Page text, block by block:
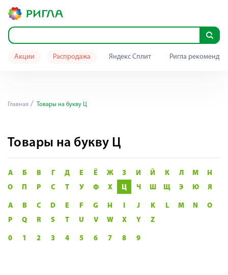
Акции Распродажа Яндекс Сплит Ригла
Главная Товары на букву Ц
Товары на букву Ц
А Б В Г Д Е Ё Ж З И Й К Л М
Н
О
П Р С Т У Ф Х Ц Ч Ш Щ Э Ю Я
A B C D E F G H I J K L M N
O
P
Q R S T U V W X Y Z
0 1 2 3 4 5 6 7 8 9